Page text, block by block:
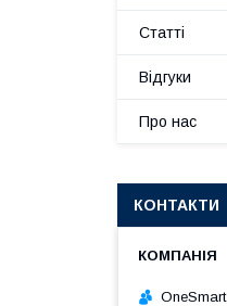
Статті
Відгуки
Про нас
КОНТАКТИ
OneSmart